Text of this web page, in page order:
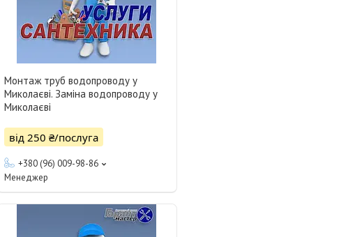
Монтаж труб водопроводу у
Миколаєві. Заміна водопроводу у
Миколаєві
від 250 ₴/послуга
+380 (96) 009-98-86
Менеджер